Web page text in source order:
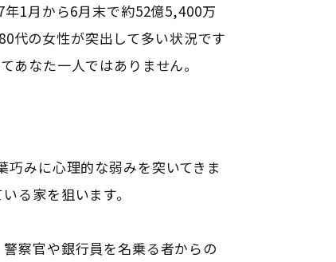
1月から6月末で約52億5,400万
代の女性が突出して多い状況です
あなた一人ではありません。
みに心理的な弱みを突いてきま
る家を狙います。
警察官や銀行員を名乗る者からの